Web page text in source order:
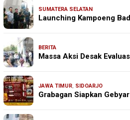
SUMATERA SELATAN
Launching Kampoeng
BERITA
Massa Aksi Desak
JAWA TIMUR, SIDOARJO
Grabagan Siapkan